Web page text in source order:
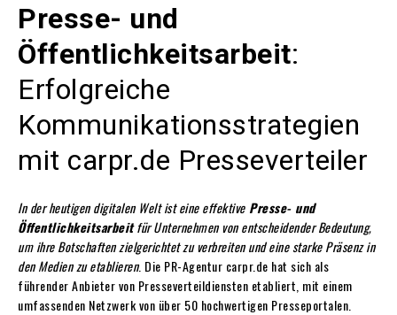
Presse- und
Öffentlichkeitsarbeit:
Erfolgreiche
Kommunikationsstrategien
mit carpr.de Presseverteiler
In der heutigen digitalen Welt ist eine effektivePresse- und
Öffentlichkeitsarbeitfür Unternehmen von entscheidender Bedeutung,
um ihre Botschaften zielgerichtet zu verbreiten und eine starke Präsenz in
den Medien zu etablieren. Die PR-Agentur carpr.de hat sich als
führender Anbieter von Presseverteildiensten etabliert, mit einem
umfassenden Netzwerk von über 50 hochwertigen Presseportalen.